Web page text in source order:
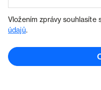
Vložením zprávy souhlasíte
údajů.